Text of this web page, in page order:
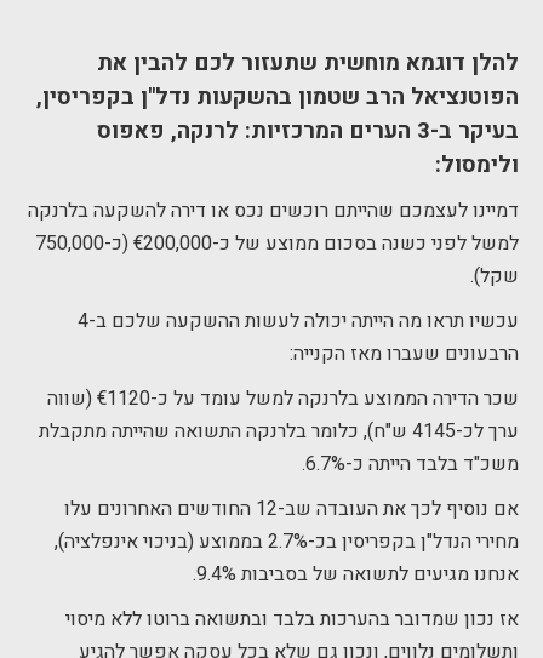
להלן דוגמא מוחשית שתעזור לכם להבין את
הפוטנציאל הרב שטמון בהשקעות נדל"ן בקפריסין,
בעיקר ב-3 הערים המרכזיות: לרנקה, פאפוס
ולימסול:
דמיינו לעצמכם שהייתם רוכשים נכס או דירה להשקעה בלרנקה
למשל לפני כשנה בסכום ממוצע של כ-€200,000 (כ-750,000
שקל).
עכשיו תראו מה הייתה יכולה לעשות ההשקעה שלכם ב-4
הרבעונים שעברו מאז הקנייה:
שכר הדירה הממוצע בלרנקה למשל עומד על כ-€1120 (שווה
ערך לכ-4145 ש"ח), כלומר בלרנקה התשואה שהייתה מתקבלת
משכ"ד בלבד הייתה כ-6.7%.
אם נוסיף לכך את העובדה שב-12 החודשים האחרונים עלו
מחירי הנדל"ן בקפריסין בכ-2.7% בממוצע (בניכוי אינפלציה),
אנחנו מגיעים לתשואה של בסביבות 9.4%.
אז נכון שמדובר בהערכות בלבד ובתשואה ברוטו ללא מיסוי
ותשלומים נלווים, ונכון גם שלא בכל עסקה אפשר להגיע